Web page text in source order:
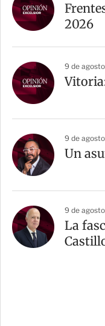
2026
9 de
9 de
Un
9 de
La